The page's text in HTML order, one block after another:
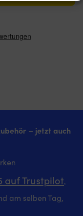
– jetzt auch
auf Trustpilot‚
am selben Tag,